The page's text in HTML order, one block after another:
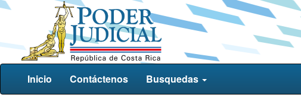
Inicio Contáctenos Busquedas